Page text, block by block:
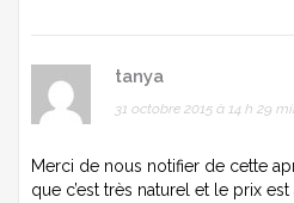
tanya
31 octobre 2015 à 14 h 29
Merci de nous notifier de cette
que c’est très naturel et le prix